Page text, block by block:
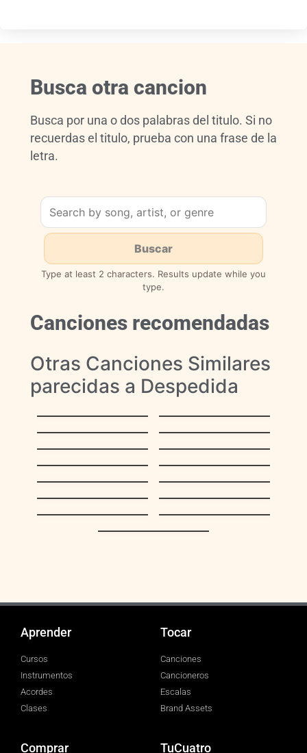
Busca otra cancion
Busca por una o dos palabras del titulo. Si no
recuerdas el titulo, prueba con una frase de la
letra.
Type at least 2 characters. Results update while you
type.
Canciones recomendadas
Otras Canciones Similares
parecidas a Despedida
La Bikina
Ciudad Bolívar
Son Chispitas
Médanos
Rosario
Epa Isidoro
La Bikina
Ansiedad
Venezuela
(Mujer Meridena)
Juramento
Coriano
estrella
Playon Veleño
Con Tu Recuerdo
Aprender
Cursos
Instrumentos
Acordes
Clases
Tocar
Canciones
Cancioneros
Escalas
Brand Assets
Comprar TuCuatro